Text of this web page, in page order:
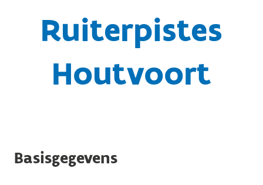
Ruiterpistes
Houtvoort
Basisgegevens